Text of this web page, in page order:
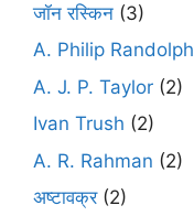
जॉन रस्किन (3)
A. Philip Randolph
A. J. P. Taylor (2)
Ivan Trush (2)
A. R. Rahman (2)
अष्टावक्र(2)